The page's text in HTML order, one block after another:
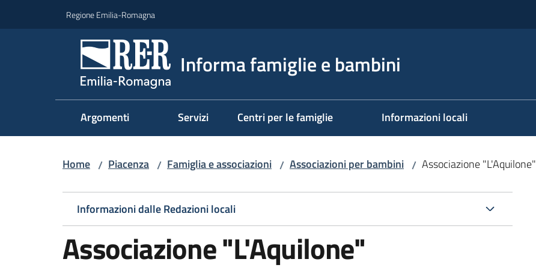
Regione Emilia-Romagna
Informa famiglie e bambini
Argomenti Servizi Centri per le famiglie Informazioni locali
Home / Piacenza / Famiglia e associazioni / Associazioni per bambini / Associazione "L'Aquilone"
Informazioni dalle Redazioni locali
Associazione "L'Aquilone"